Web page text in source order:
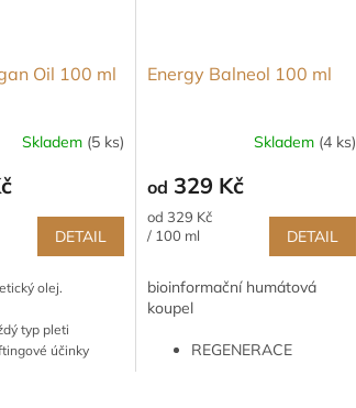
Oil 100 ml
Skladem (5 ks)
DETAIL
olej.
typ pleti
účinky
Energy Balneol 100 ml
produktu
5,0
hvězdiček.
Skladem (4 ks)
od 329 Kč
Měrná
cena:
od 329 Kč
/ 100 ml
DETAIL
bioinformační humátová
koupel
REGENERACE